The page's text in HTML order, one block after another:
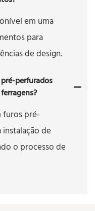
em uma
para
de design.
perfurados
furos pré-
de
o processo de